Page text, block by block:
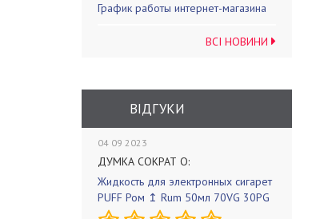
График работы интернет-магазина
ВСІ НОВИНИ
ВІДГУКИ
04 09 2023
ДУМКА СОКРАТ О:
Жидкость для электронных сигарет
PUFF Ром ↥ Rum 50мл 70VG 30PG